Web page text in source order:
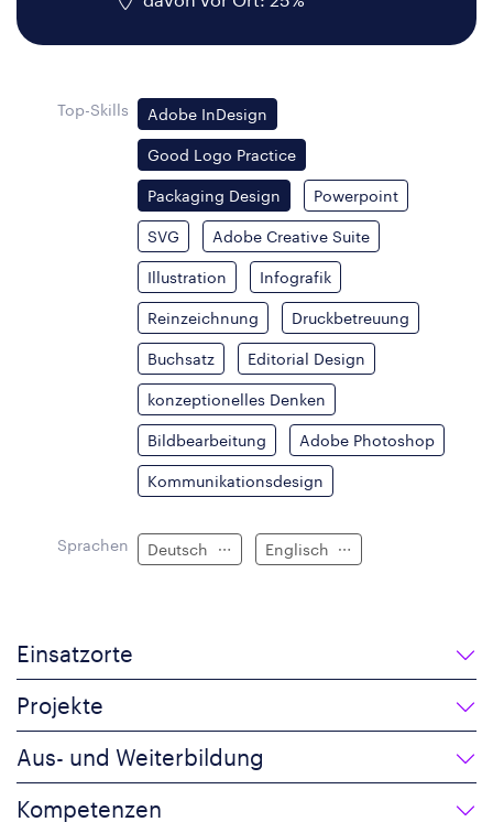
Top-Skills Adobe InDesign
Good Logo Practice
Packaging Design Powerpoint
SVG Adobe Creative Suite
Illustration Infografik
Reinzeichnung Druckbetreuung
Buchsatz Editorial Design
konzeptionelles Denken
Bildbearbeitung Adobe Photoshop
Kommunikationsdesign
Sprachen Deutsch Englisch
Einsatzorte
Projekte
Aus- und Weiterbildung
Kompetenzen